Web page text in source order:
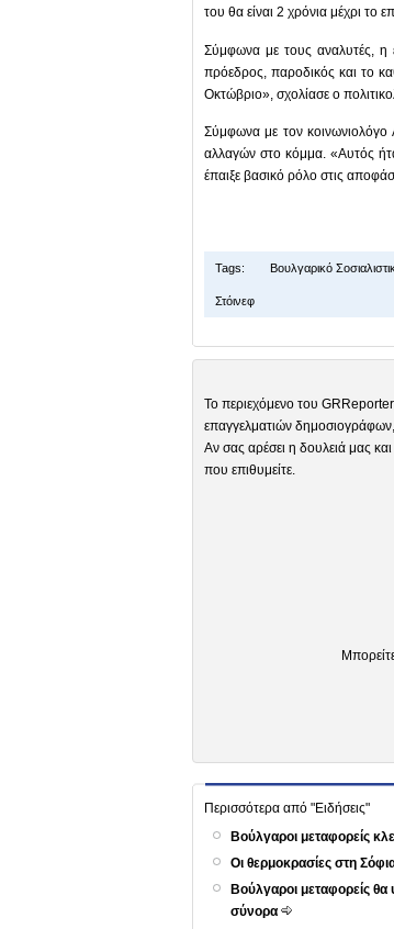
του θα είναι 2 χρόνια μέχρι το
Σύμφωνα με τους αναλυτές, η
πρόεδρος, παροδικός και το
Οκτώβριο», σχολίασε ο
Σύμφωνα με τον
αλλαγών στο κόμμα. «Αυτός
έπαιξε βασικό ρόλο στις
Tags: Βουλγαρικό
Στόινεφ
Το περιεχόμενο του
επαγγελματιών
Αν σας αρέσει η δουλειά μας
που επιθυμείτε.
Περισσότερα από "Ειδήσεις"
Βούλγαροι μεταφορείς
Οι θερμοκρασίες στη
Βούλγαροι μεταφορείς
σύνορα